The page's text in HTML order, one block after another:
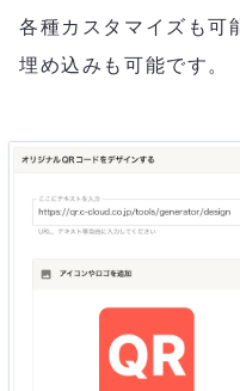
各種カスタマイズも可
埋め込みも可能です。